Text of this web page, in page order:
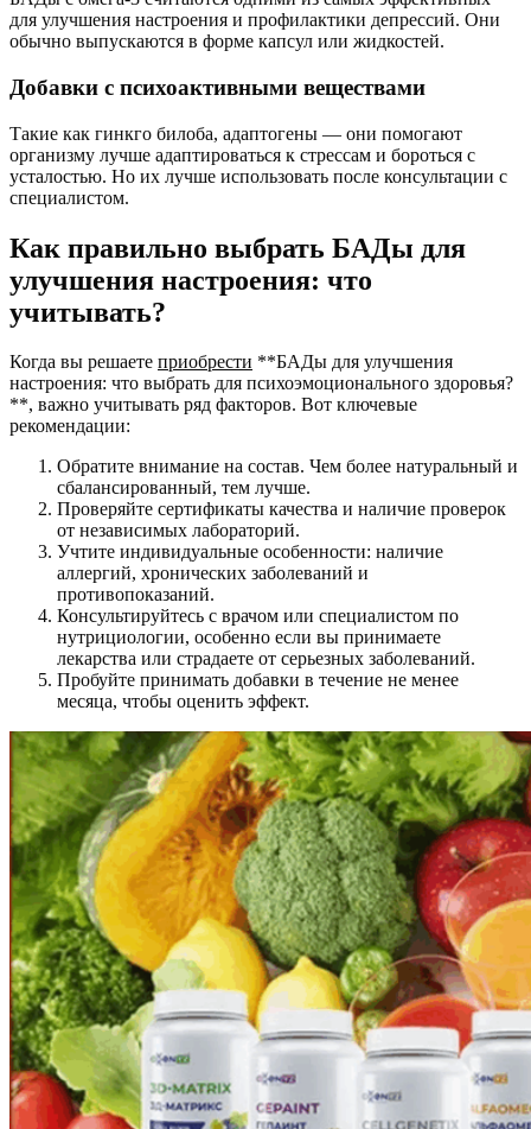
для улучшения настроения и профилактики депрессий. Они
обычно выпускаются в форме капсул или жидкостей.
Добавки с психоактивными веществами
Такие как гинкго билоба, адаптогены — они помогают
организму лучше адаптироваться к стрессам и бороться с
усталостью. Но их лучше использовать после консультации с
специалистом.
Как правильно выбрать БАДы для
улучшения настроения: что
учитывать?
Когда вы решаете приобрести **БАДы для улучшения
настроения: что выбрать для психоэмоционального здоровья?
**, важно учитывать ряд факторов. Вот ключевые
рекомендации:
Обратите внимание на состав. Чем более натуральный и
сбалансированный, тем лучше.
Проверяйте сертификаты качества и наличие проверок
от независимых лабораторий.
Учтите индивидуальные особенности: наличие
аллергий, хронических заболеваний и
противопоказаний.
Консультируйтесь с врачом или специалистом по
нутрициологии, особенно если вы принимаете
лекарства или страдаете от серьезных заболеваний.
Пробуйте принимать добавки в течение не менее
месяца, чтобы оценить эффект.